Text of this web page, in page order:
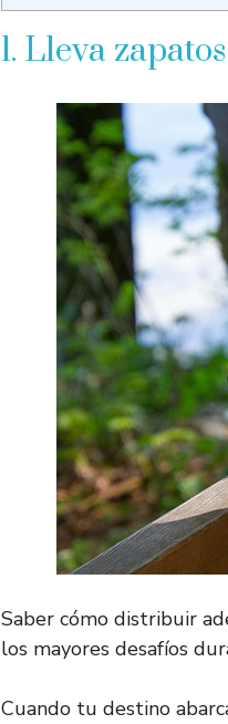
1. Lleva
Saber cómo distribuir
los mayores desafíos
Cuando tu destino